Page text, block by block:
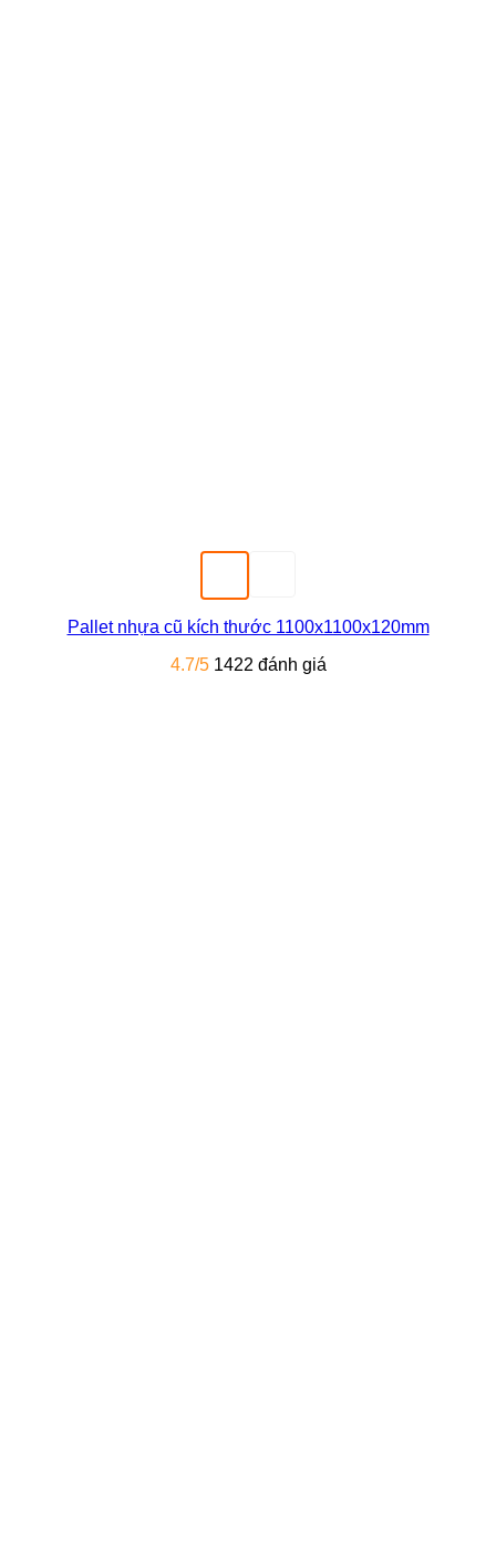
Pallet nhựa cũ kích thước 1100x1100x120mm
4.7/5 1422 đánh giá